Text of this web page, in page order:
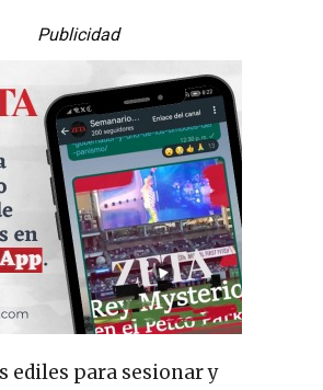
Publicidad
ediles para sesionar y